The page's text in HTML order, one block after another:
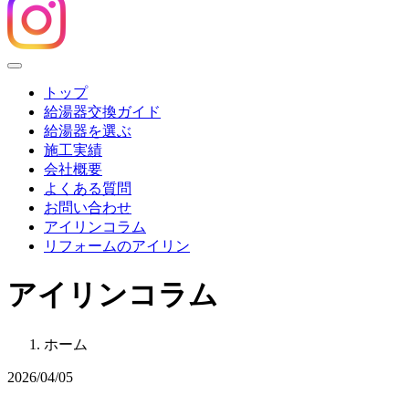
Menu
トップ
給湯器交換ガイド
給湯器を選ぶ
施工実績
会社概要
よくある質問
お問い合わせ
アイリンコラム
リフォームのアイリン
アイリンコラム
ホーム
2026/04/05